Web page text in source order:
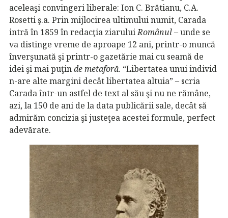
aceleaşi convingeri liberale: Ion C. Brătianu, C.A.
Rosetti ş.a. Prin mijlocirea ultimului numit, Carada
intră în 1859 în redacţia ziaruluiRomânul– unde se
va distinge vreme de aproape 12 ani, printr-o muncă
înverşunată şi printr-o gazetărie mai cu seamă de
idei şi mai puţinde metaforă. “Libertatea unui individ
n-are alte margini decât libertatea altuia” – scria
Carada într-un astfel de text al său şi nu ne rămâne,
azi, la 150 de ani de la data publicării sale, decât să
admirăm concizia şi justeţea acestei formule, perfect
adevărate.